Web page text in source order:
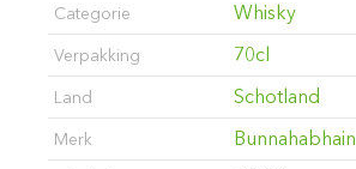
Categorie Whisky
Verpakking 70cl
Land Schotland
Merk Bunnahabhain